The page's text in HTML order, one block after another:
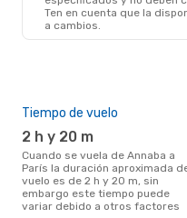
Ten en cuenta que la
a cambios.
Tiempo de vuelo
2 h y 20 m
Cuando se vuela de Annaba a
París la duración aproximada
vuelo es de 2 h y 20 m, sin
embargo este tiempo puede
variar debido a otros factores